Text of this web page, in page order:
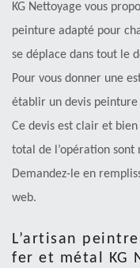
KG Nettoyage vous
peinture adapté pour
se déplace dans tout le
Pour vous donner une
établir un devis
Ce devis est clair et
total de l’opération sont
Demandez-le en
web.
L’artisan
fer et métal KG